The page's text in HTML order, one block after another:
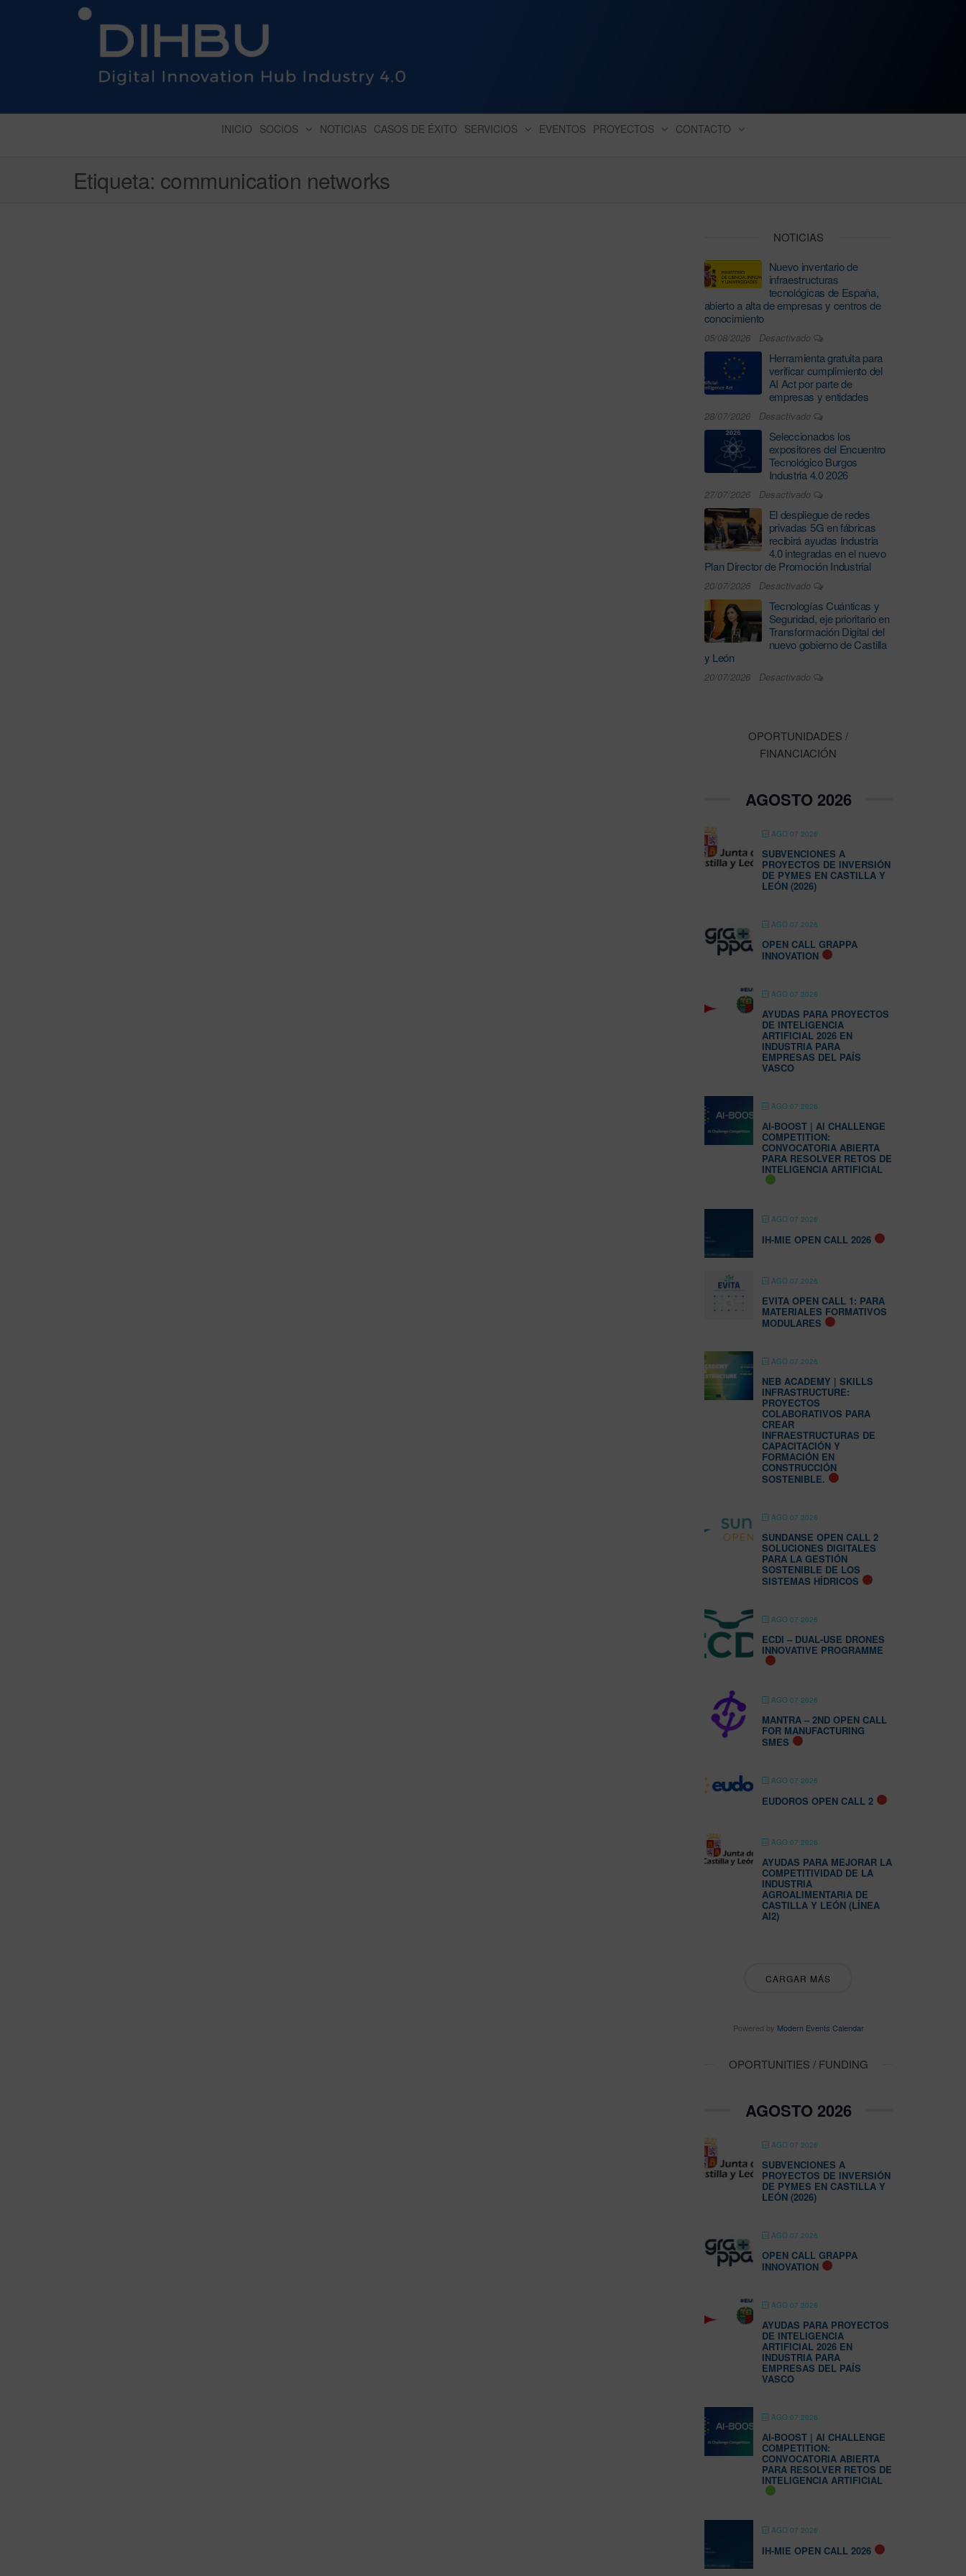
DIGITAL INNOVATION HUB INDUSTRY 4.0
INICIO SOCIOS NOTICIAS CASOS DE ÉXITO SERVICIOS EVENTOS PROYECTOS CONTACTO
Etiqueta: communication networks
NOTICIAS
Nuevo inventario de
infraestructuras
tecnológicas de España,
abierto a alta de empresas y centros de
conocimiento
05/08/2026 Desactivado
Herramienta gratuita para
verificar cumplimiento del
AI Act por parte de
empresas y entidades
28/07/2026 Desactivado
Seleccionados los
expositores del Encuentro
Tecnológico Burgos
Industria 4.0 2026
27/07/2026 Desactivado
El despliegue de redes
privadas 5G en fábricas
recibirá ayudas Industria
4.0 integradas en el nuevo
Plan Director de Promoción Industrial
20/07/2026 Desactivado
Tecnologías Cuánticas y
Seguridad, eje prioritario en
Transformación Digital del
nuevo gobierno de Castilla
y León
20/07/2026 Desactivado
OPORTUNIDADES /
FINANCIACIÓN
AGOSTO 2026
AGO 07 2026
SUBVENCIONES A
PROYECTOS DE INVERSIÓN
DE PYMES EN CASTILLA Y
LEÓN (2026)
AGO 07 2026
OPEN CALL GRAPPA
INNOVATION
AGO 07 2026
AYUDAS PARA PROYECTOS
DE INTELIGENCIA
ARTIFICIAL 2026 EN
INDUSTRIA PARA
EMPRESAS DEL PAÍS
VASCO
AGO 07 2026
AI-BOOST | AI CHALLENGE
COMPETITION:
CONVOCATORIA ABIERTA
PARA RESOLVER RETOS DE
INTELIGENCIA ARTIFICIAL
AGO 07 2026
IH-MIE OPEN CALL 2026
AGO 07 2026
EVITA OPEN CALL 1: PARA
MATERIALES FORMATIVOS
MODULARES
AGO 07 2026
NEB ACADEMY | SKILLS
INFRASTRUCTURE:
PROYECTOS
COLABORATIVOS PARA
CREAR
INFRAESTRUCTURAS DE
CAPACITACIÓN Y
FORMACIÓN EN
CONSTRUCCIÓN
SOSTENIBLE.
AGO 07 2026
SUNDANSE OPEN CALL 2
SOLUCIONES DIGITALES
PARA LA GESTIÓN
SOSTENIBLE DE LOS
SISTEMAS HÍDRICOS
AGO 07 2026
ECDI – DUAL-USE DRONES
INNOVATIVE PROGRAMME
AGO 07 2026
MANTRA – 2ND OPEN CALL
FOR MANUFACTURING
SMES
AGO 07 2026
EUDOROS OPEN CALL 2
AGO 07 2026
AYUDAS PARA MEJORAR LA
COMPETITIVIDAD DE LA
INDUSTRIA
AGROALIMENTARIA DE
CASTILLA Y LEÓN (LÍNEA
AI2)
CARGAR MÁS
Powered by Modern Events Calendar
OPORTUNITIES / FUNDING
AGOSTO 2026
AGO 07 2026
SUBVENCIONES A
PROYECTOS DE INVERSIÓN
DE PYMES EN CASTILLA Y
LEÓN (2026)
AGO 07 2026
OPEN CALL GRAPPA
INNOVATION
AGO 07 2026
AYUDAS PARA PROYECTOS
DE INTELIGENCIA
ARTIFICIAL 2026 EN
INDUSTRIA PARA
EMPRESAS DEL PAÍS
VASCO
AGO 07 2026
AI-BOOST | AI CHALLENGE
COMPETITION:
CONVOCATORIA ABIERTA
PARA RESOLVER RETOS DE
INTELIGENCIA ARTIFICIAL
AGO 07 2026
IH-MIE OPEN CALL 2026